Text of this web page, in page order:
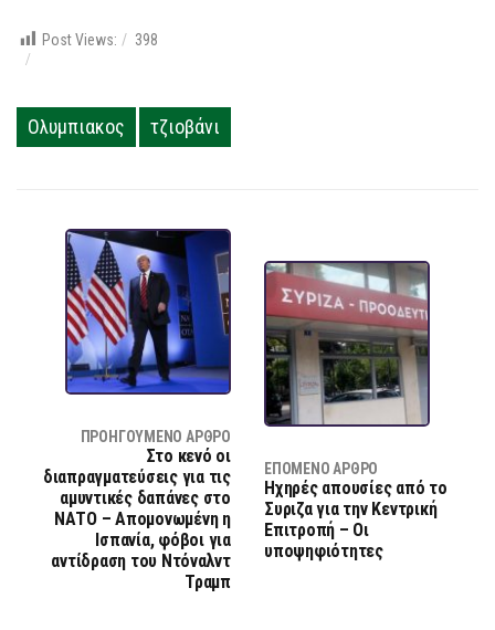
Post Views: 398
Ολυμπιακος τζιοβάνι
ΠΡΟΗΓΟΎΜΕΝΟ ΆΡΘΡΟ
Στο κενό οι
διαπραγματεύσεις για τις
αμυντικές δαπάνες στο
ΝΑΤΟ – Απομονωμένη η
Ισπανία, φόβοι για
αντίδραση του Ντόναλντ
Τραμπ
ΕΠΌΜΕΝΟ ΆΡΘΡΟ
Ηχηρές απουσίες από το
Συριζα για την Κεντρική
Επιτροπή – Οι
υποψηφιότητες